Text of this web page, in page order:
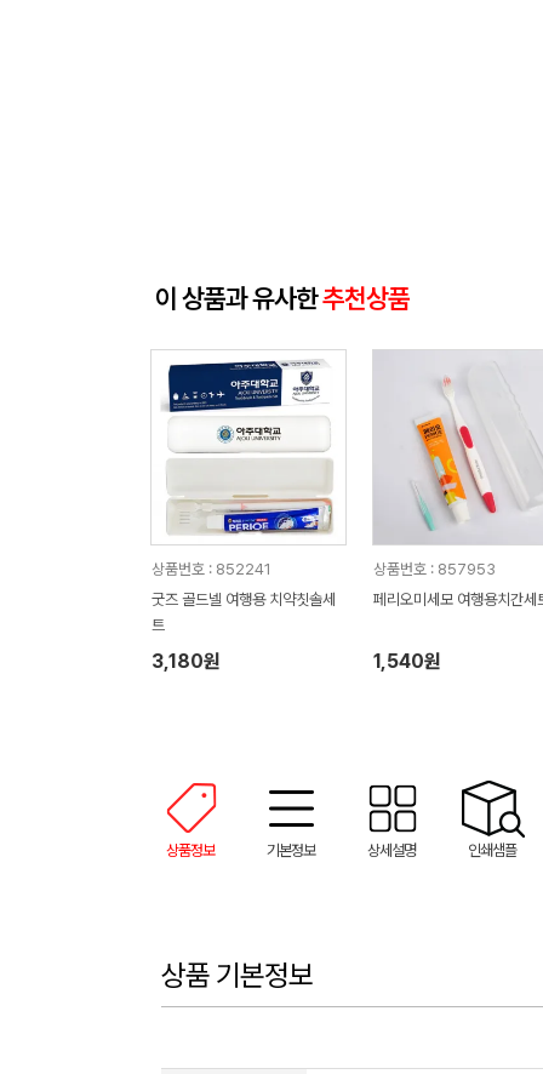
이 상품과 유사한추천상품
상품번호 : 852241
굿즈 골드넬 여행용 치약칫솔세
트
3,180원
상품번호 : 857953
페리오미세모 여행용치간세
1,540원
상품정보 기본정보 상세설명 인쇄샘플
상품 기본정보